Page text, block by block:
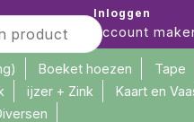
or unavailable.Inloggen
Account
Boeket hoezen Tape
ijzer + Zink Kaart en